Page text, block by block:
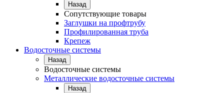
Назад
Сопутствующие товары
Заглушки на профтрубу
Профилированная труба
Крепеж
Водосточные системы
Назад
Водосточные системы
Металлические водосточные системы
Назад